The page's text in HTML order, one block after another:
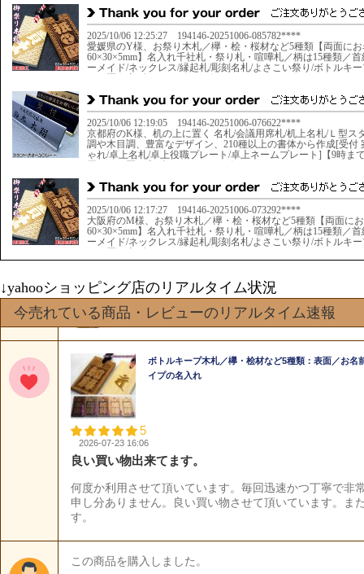
↓yahooショッピング店のリアルタイム状況